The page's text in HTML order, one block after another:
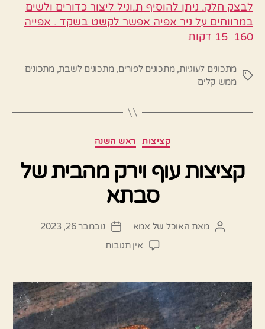
לבצק חלק. ניתן להוסיף ת.וניל ליצור כדורים ולשים
במרווחים על ניר אפיה אפשר לקשט בשקד . אפייה
160 15 דקות
תגיות
מתכונים לעוגיות,מתכונים לפורים,מתכונים לשבת,מתכונים
ממש קלים
קטגוריות קציצות ראש השנה
קציצות עוף וירק מהבית של
סבתא
המחבר
מאת האוכל של אמא
תאריךנובמבר 26, 2023
אין תגובותעל
וירק
מהבית
של
סבתא